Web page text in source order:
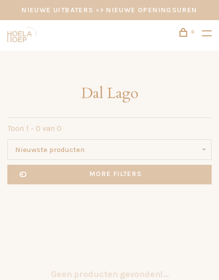
NIEUWE UITBATERS => NIEUWE OPENINGSUREN
0
Dal Lago
Toon 1 - 0 van 0
Nieuwste producten
MORE FILTERS
Geen producten gevonden!...